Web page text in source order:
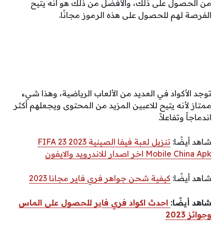
من الحصول على ذلك، والأفضل من ذلك هو أنه يتيح
الفرصة لهم للحصول على هذه الرموز مجانًا.
توجد الأكواد في العديد من الألعاب الرياضية، وهذا شيء
ممتاز لأنه يتيح للاعبين المزيد من المحتوى ويجعلهم أكثر
اندماجاً وتفاعلاً.
شاهد أيضًا:
تنزيل لعبة فيفا الصينية 2023 FIFA 23
Mobile China Apk اخر اصدار للاندرويد والايفون
شاهد أيضًا: كيفية شحن جواهر فري فاير مجانا 2023
شاهد أيضًا: احدث اكواد فري فاير للحصول على الماس
وجوائز 2023